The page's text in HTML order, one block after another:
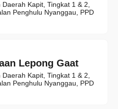
Kapit, Tingkat 1 & 2,
Penghulu Nyanggau, PPD
Lepong Gaat
Kapit, Tingkat 1 & 2,
Penghulu Nyanggau, PPD